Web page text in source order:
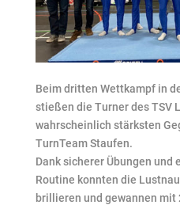
Beim dritten Wettkampf in
stießen die Turner des TSV
wahrscheinlich stärksten
TurnTeam Staufen.
Dank sicherer Übungen und
Routine konnten die
brillieren und gewannen mit